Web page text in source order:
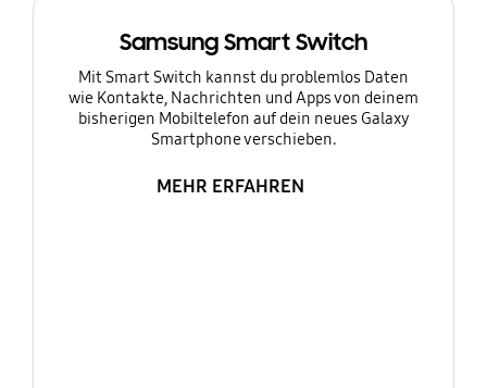
Samsung Smart Switch
Mit Smart Switch kannst du problemlos Daten
wie Kontakte, Nachrichten und Apps von deinem
bisherigen Mobiltelefon auf dein neues Galaxy
Smartphone verschieben.
MEHR ERFAHREN